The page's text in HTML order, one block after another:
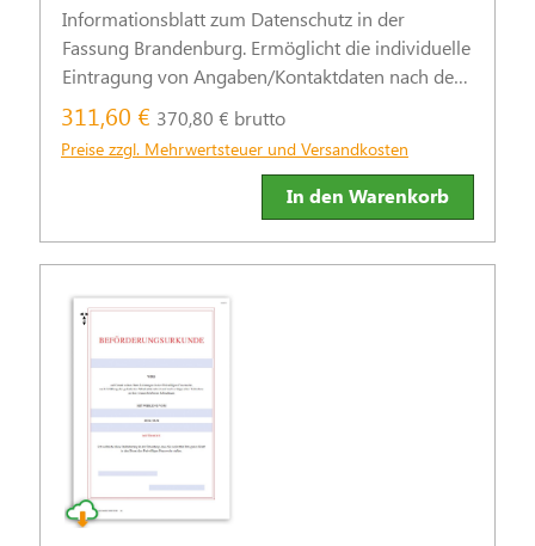
Informationsblatt zum Datenschutz in der
Fassung Brandenburg. Ermöglicht die individuelle
Eintragung von Angaben/Kontaktdaten nach der
Europäischen Datenschutz-Grundverordnung
(DSGVO). PDF ausfüllbar.
311,60 € 370,80 € brutto
Preise zzgl. Mehrwertsteuer und Versandkosten
In den Warenkorb